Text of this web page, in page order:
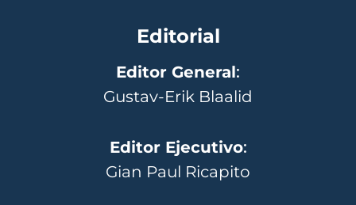
Editorial
Editor General:
Gustav-Erik Blaalid
Editor Ejecutivo:
Gian Paul Ricapito